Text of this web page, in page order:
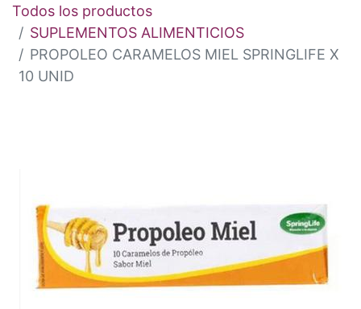
Todos los productos
SUPLEMENTOS ALIMENTICIOS
PROPOLEO CARAMELOS MIEL SPRINGLIFE X
10 UNID